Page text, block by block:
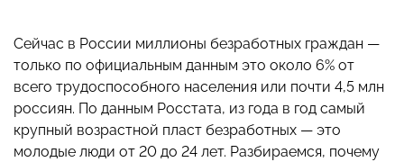
Сейчас в России миллионы безработных граждан —
только по официальным данным это около 6% от
всего трудоспособного населения или почти 4,5 млн
россиян. По данным Росстата, из года в год самый
крупный возрастной пласт безработных — это
молодые люди от 20 до 24 лет. Разбираемся, почему